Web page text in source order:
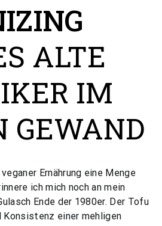
ALTE
IM
GEWAND
Ernährung eine Menge
ich mich noch an mein
Ende der 1980er. Der Tofu
Konsistenz einer mehligen